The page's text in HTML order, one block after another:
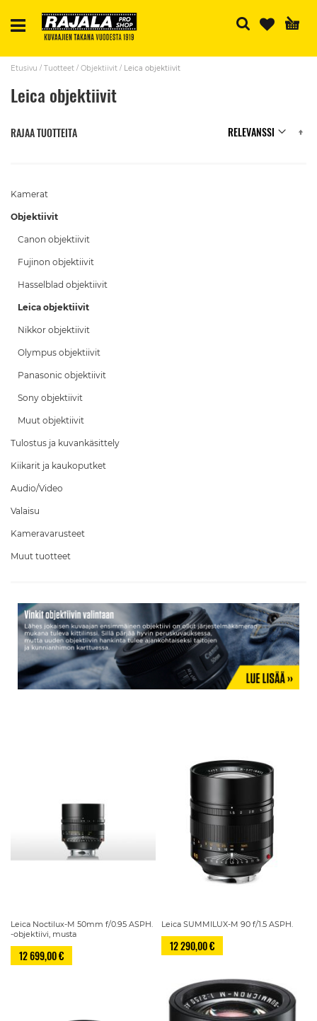
Etusivu Tuotteet Objektiivit Leica objektiivit
Leica objektiivit
Leica Noctilux-M 50mm f/0.95 ASPH.
-objektiivi, musta
12 699,00 €
Leica SUMMILUX-M 90 f/1.5 ASPH.
12 290,00 €
Kamerat
Objektiivit
Canon objektiivit
Fujinon objektiivit
Hasselblad objektiivit
Leica objektiivit
Nikkor objektiivit
Olympus objektiivit
Panasonic objektiivit
Sony objektiivit
Muut objektiivit
Tulostus ja kuvankäsittely
Kiikarit ja kaukoputket
Audio/Video
Valaisu
Kameravarusteet
Muut tuotteet
RAJAA TUOTTEITA